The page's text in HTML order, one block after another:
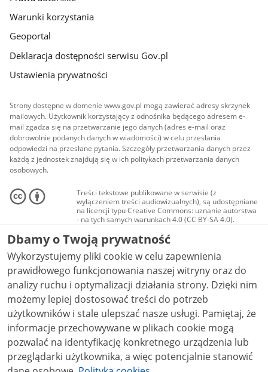
Warunki korzystania
Geoportal
Deklaracja dostępności serwisu Gov.pl
Ustawienia prywatności
Strony dostępne w domenie www.gov.pl mogą zawierać adresy skrzynek
mailowych. Użytkownik korzystający z odnośnika będącego adresem e-
mail zgadza się na przetwarzanie jego danych (adres e-mail oraz
dobrowolnie podanych danych w wiadomości) w celu przesłania
odpowiedzi na przesłane pytania. Szczegóły przetwarzania danych przez
każdą z jednostek znajdują się w ich politykach przetwarzania danych
osobowych.
Treści tekstowe publikowane w serwisie (z
wyłączeniem treści audiowizualnych), są udostępniane
na licencji typu Creative Commons: uznanie autorstwa
- na tych samych warunkach 4.0 (CC BY-SA 4.0).
Materiały audiowizualne, w tym zdjęcia, materiały
audio i wideo, są udostępniane na licencji typu
Creative Commons: uznanie autorstwa użycie
niekomercyjne - bez utworów zależnych 4.0 (CC BY-
NC-ND 4.0), o ile nie jest to stwierdzone inaczej.
Dbamy o Twoją prywatność
Wykorzystujemy pliki cookie w celu zapewnienia
prawidłowego funkcjonowania naszej witryny oraz do
analizy ruchu i optymalizacji działania strony. Dzięki nim
możemy lepiej dostosować treści do potrzeb
użytkowników i stale ulepszać nasze usługi. Pamiętaj, że
informacje przechowywane w plikach cookie mogą
pozwalać na identyfikację konkretnego urządzenia lub
przeglądarki użytkownika, a więc potencjalnie stanowić